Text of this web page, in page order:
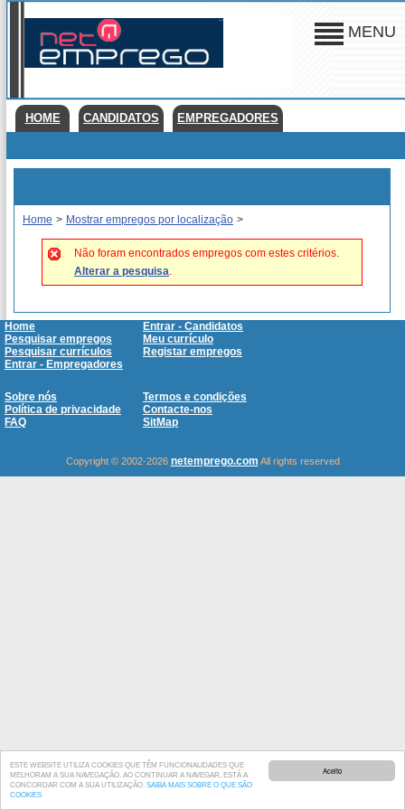
Aceito
ESTE WEBSITE UTILIZA COOKIES QUE TÊM FUNCIONALIDADES QUE
MELHORAM A SUA NAVEGAÇÃO. AO CONTINUAR A NAVEGAR, ESTÁ A
CONCORDAR COM A SUA UTILIZAÇÃO. SAIBA MAIS SOBRE O QUE SÃO
COOKIES
MENU
HOME CANDIDATOS EMPREGADORES
Home > Mostrar empregos por localização >
Não foram encontrados empregos com estes critérios.
Alterar a pesquisa.
Home
Entrar - Candidatos
Pesquisar empregos
Meu currículo
Pesquisar currículos
Registar empregos
Entrar - Empregadores
Sobre nós
Termos e condições
Política de privacidade
Contacte-nos
FAQ
SitMap
Copyright © 2002-2026 netemprego.com All rights reserved